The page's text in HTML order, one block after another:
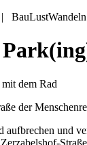
| BauLustWandeln
dem Rad
der
und